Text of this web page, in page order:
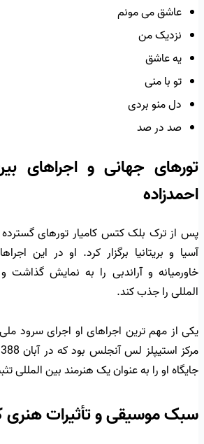
عاشق می مونم
نزدیک من
یه عاشق
تو با منی
دل منو بردی
صد در صد
تورهای جهانی و اجراهای
احمدزاده
پس از ترک بلک کتس کامیار تورهای گسترده ای
آسیا و بریتانیا برگزار کرد. او در این
خاورمیانه و آراندبی را به نمایش
المللی را جذب کند.
جایگاه او را به عنوان یک هنرمند بین المللی
سبک موسیقی و تأثیرات هنری